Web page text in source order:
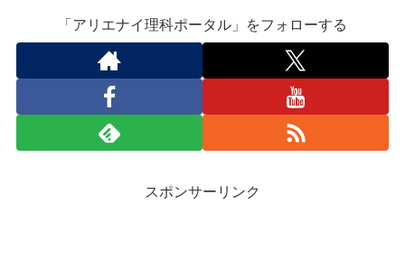
「アリエナイ理科ポータル」をフォローする
スポンサーリンク